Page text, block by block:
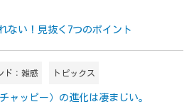
ない！見抜く7つのポイント
ド：雑感 トピックス
ャッピー）の進化は凄まじい。